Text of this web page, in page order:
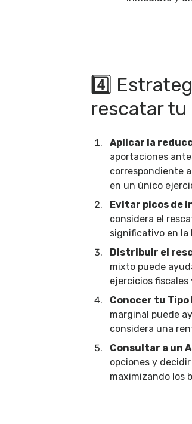
4️⃣
rescatar tu
Aplicar la
aportaciones
correspondiente
en un único
Evitar picos de
considera el
significativo en la
Distribuir el
mixto puede
ejercicios fiscales
Conocer tu Tipo
marginal puede
considera una
Consultar a un
opciones y
maximizando los